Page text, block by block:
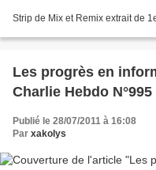
Strip de Mix et Remix extrait de
Les progrès en
Charlie Hebdo
Publié le 28/07/2011 à 16:08
Par xakolys